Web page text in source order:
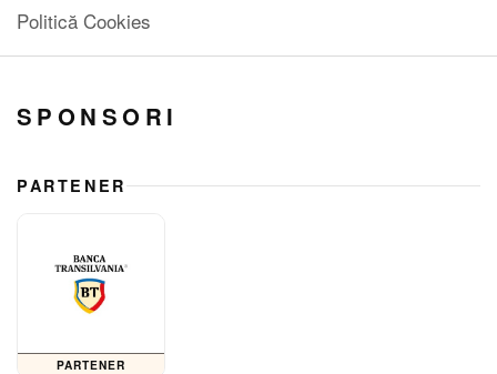
Politică Cookies
SPONSORI
PARTENER
PARTENER